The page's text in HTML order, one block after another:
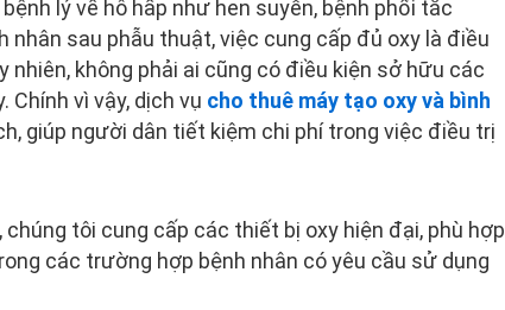
lý về hô hấp như hen suyễn, bệnh phổi tắc
nhân sau phẫu thuật, việc cung cấp đủ oxy là điều
không phải ai cũng có điều kiện sở hữu các
Chính vì vậy, dịch vụ cho thuê máy tạo oxy và bình
giúp người dân tiết kiệm chi phí trong việc điều trị
tôi cung cấp các thiết bị oxy hiện đại, phù hợp
các trường hợp bệnh nhân có yêu cầu sử dụng